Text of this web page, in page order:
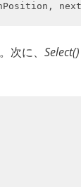
次に、 Select()